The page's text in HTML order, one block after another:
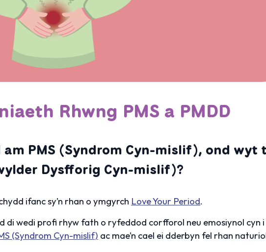
Rhwng PMS a PMDD
PMS (Syndrom Cyn-mislif), ond wyt
Dysfforig Cyn-mislif)?
ifanc sy’n rhan o ymgyrch Love Your Period.
di wedi profi rhyw fath o ryfeddod corfforol neu emosiynol cyn
(Syndrom Cyn-mislif) ac mae’n cael ei dderbyn fel rhan